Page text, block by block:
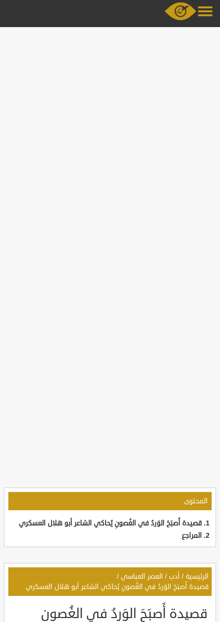
المحتوى
قصيدة أَصبَحَ الوَردُ في الغُصونِ يُحاكي الشاعر أبو هلال العسكري
المراجع
الرئيسية / أدب / العصر العباسي /
قصيدة أَصبَحَ الوَردُ في الغُصونِ يُحاكي الشاعر أبو هلال العسكري
قصيدة أَصبَحَ الوَردُ في الغُصونِ